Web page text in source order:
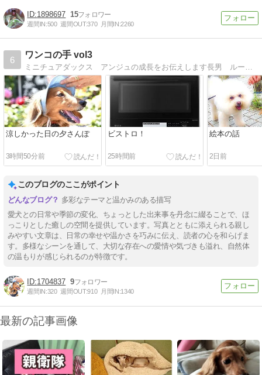
1898697 15
週間IN:500 週間OUT:370 月間IN:2260
6
ワンコの手 vol3
涼しかった日の夕さんぽ
3時間50分前
ビストロ！
25時間前
絵本の話
2日前
このブログのここがポイント
多彩なテーマと温かみのある描写
愛犬との日常や季節の変化、ちょっとした出来事を丹念に綴ることで、ほ
っこりとした癒しの空間を提供しています。写真とともに添えられる親し
みやすい文章は、日常の幸せや温かさを巧みに伝え、読者の心を和らげま
す。多様なシーンを通して、大切な存在への愛情や気づきも溢れ、自然体
の温もりが感じられるのが特徴です。
1704837 9
週間IN:320 週間OUT:910 月間IN:1340
最新の記事画像